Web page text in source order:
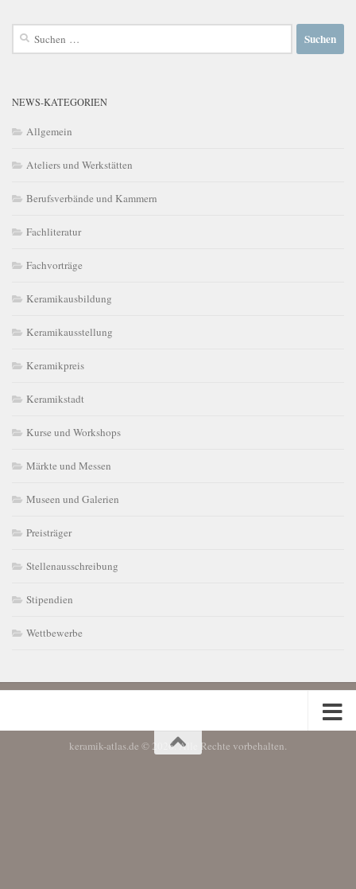
Suchen
NEWS-KATEGORIEN
Allgemein
Ateliers und Werkstätten
Berufsverbände und Kammern
Fachliteratur
Fachvorträge
Keramikausbildung
Keramikausstellung
Keramikpreis
Keramikstadt
Kurse und Workshops
Märkte und Messen
Museen und Galerien
Preisträger
Stellenausschreibung
Stipendien
Wettbewerbe
keramik-atlas.de © 2026. Alle Rechte vorbehalten.